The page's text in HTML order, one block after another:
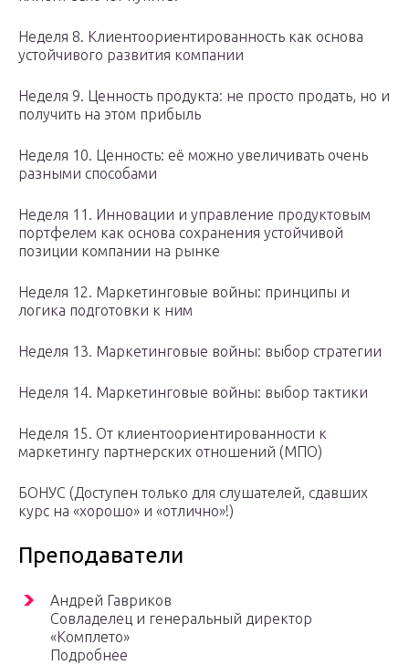
Неделя 8. Клиентоориентированность как основа
устойчивого развития компании
Неделя 9. Ценность продукта: не просто продать, но и
получить на этом прибыль
Неделя 10. Ценность: её можно увеличивать очень
разными способами
Неделя 11. Инновации и управление продуктовым
портфелем как основа сохранения устойчивой
позиции компании на рынке
Неделя 12. Маркетинговые войны: принципы и
логика подготовки к ним
Неделя 13. Маркетинговые войны: выбор стратегии
Неделя 14. Маркетинговые войны: выбор тактики
Неделя 15. От клиентоориентированности к
маркетингу партнерских отношений (МПО)
БОНУС (Доступен только для слушателей, сдавших
курс на «хорошо» и «отлично»!)
Преподаватели
Андрей Гавриков
Совладелец и генеральный директор
«Комплето»
Подробнее